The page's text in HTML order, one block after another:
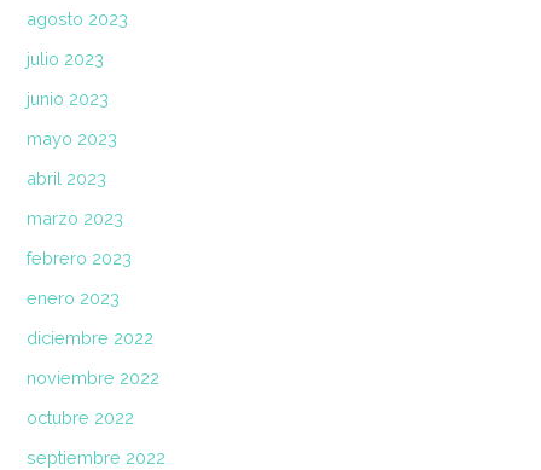
agosto 2023
julio 2023
junio 2023
mayo 2023
abril 2023
marzo 2023
febrero 2023
enero 2023
diciembre 2022
noviembre 2022
octubre 2022
septiembre 2022